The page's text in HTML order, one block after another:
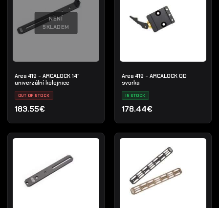
NENÍ
SKLADEM
Area 419 - ARCALOCK 14"
univerzální kolejnice
OUT OF STOCK
183.55€
Area 419 - ARCALOCK QD
svorka
IN STOCK
178.44€